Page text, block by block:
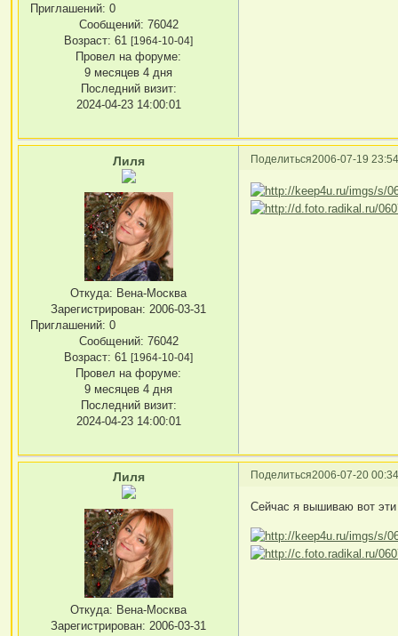
Приглашений: 0
Сообщений: 76042
Возраст: 61[1964-10-04]
Провел на форуме:
9 месяцев 4 дня
Последний визит:
2024-04-23 14:00:01
Поделиться2006-07-19
Лиля
Откуда: Вена-Москва
Зарегистрирован: 2006-03-31
Приглашений: 0
Сообщений: 76042
Возраст: 61[1964-10-04]
Провел на форуме:
9 месяцев 4 дня
Последний визит:
2024-04-23 14:00:01
Поделиться2006-07-20
Лиля
Откуда: Вена-Москва
Зарегистрирован: 2006-03-31
Сейчас я вышиваю вот эти